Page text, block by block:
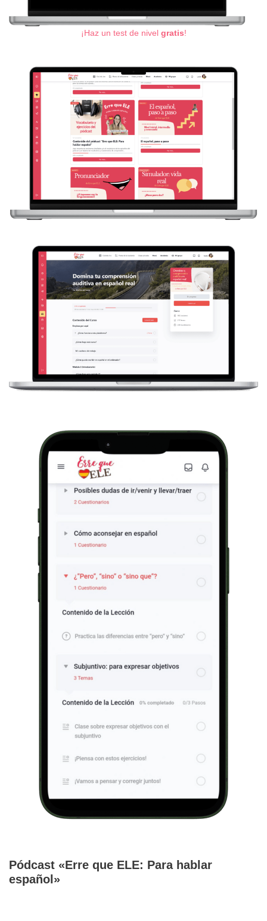
¡Haz un test de nivel gratis!
Pódcast «Erre que ELE: Para hablar
español»